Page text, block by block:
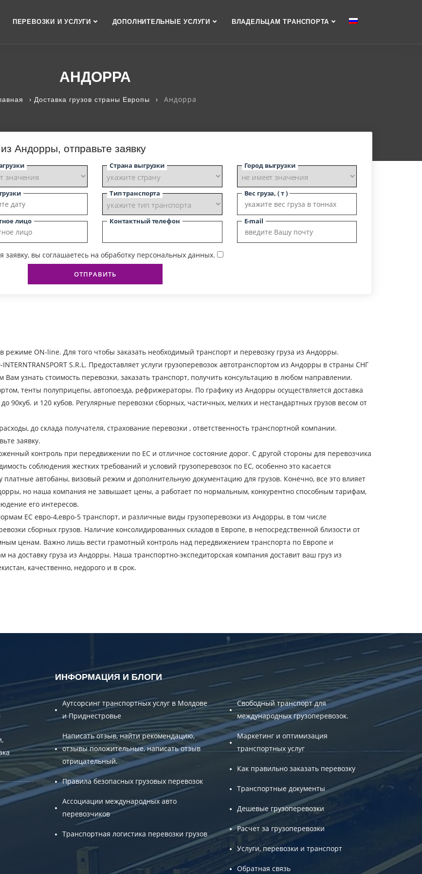
ПЕРЕВОЗКИ И УСЛУГИ ДОПОЛНИТЕЛЬНЫЕ УСЛУГИ ВЛАДЕЛЬЦАМ ТРАНСПОРТА
АНДОРРА
› Доставка грузов страны Европы › Андорра
Андорры, отправьте заявку
Страна выгрузки Город выгрузки
Тип транспорта Вес груза, ( т )
лицо Контактный телефон E-mail
заявку, вы соглашаетесь на обработку персональных данных.
ОТПРАВИТЬ
режиме ON-line. Для того чтобы заказать необходимый транспорт и перевозку груза из Андорры.
S.R.L. Предоставляет услуги грузоперевозок автотранспортом из Андорры в страны СНГ
узнать стоимость перевозки, заказать транспорт, получить консультацию в любом направлении.
тенты полуприцепы, автопоезда, рефрижераторы. По графику из Андорры осуществляется доставка
90куб. и 120 кубов. Регулярные перевозки сборных, частичных, мелких и нестандартных грузов весом от
до склада получателя, страхование перевозки , ответственность транспортной компании.
заявку.
контроль при передвижении по ЕС и отличное состояние дорог. С другой стороны для перевозчика
соблюдения жестких требований и условий грузоперевозок по ЕС, особенно это касается
платные автобаны, визовый режим и дополнительную документацию для грузов. Конечно, все это влияет
но наша компания не завышает цены, а работает по нормальным, конкурентно способным тарифам,
его интересов.
ЕС евро-4,евро-5 транспорт, и различные виды грузоперевозки из Андорры, в том числе
сборных грузов. Наличие консолидированных складов в Европе, в непосредственной близости от
ценам. Важно лишь вести грамотный контроль над передвижением транспорта по Европе и
доставку груза из Андорры. Наша транспортно-экспедиторская компания доставит ваш груз из
качественно, недорого и в срок.
ИНФОРМАЦИЯ И БЛОГИ
Аутсорсинг транспортных услуг в Молдове
и Приднестровье
Написать отзыв, найти рекомендацию,
отзывы положительные, написать отзыв
отрицательный.
Правила безопасных грузовых перевозок
Ассоциации международных авто
перевозчиков
Транспортная логистика перевозки грузов
Свободный транспорт для
международных грузоперевозок.
Маркетинг и оптимизация
транспортных услуг
Как правильно заказать перевозку
Транспортные документы
Дешевые грузоперевозки
Расчет за грузоперевозки
Услуги, перевозки и транспорт
Обратная связь
Город загрузки Страна выгрузки
Наименование груза Дата загрузки
Вес груза, ( т ) Объем груза
Контактный телефон E-mail
заявку, вы соглашаетесь на обработку персональных данных.